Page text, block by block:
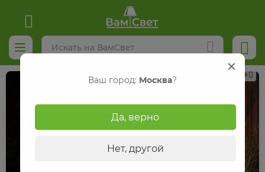
Реклама
Ваш город: Москва?
Да, верно
Нет, другой